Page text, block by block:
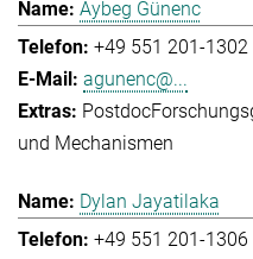
Aybeg Günenc
+49 551 201-1302
agunenc@...
Postdoc
und Mechanismen
Dylan Jayatilaka
+49 551 201-1306